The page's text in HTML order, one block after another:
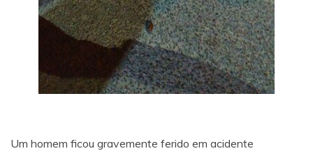
Um homem ficou gravemente ferido em acidente